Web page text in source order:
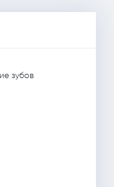
зубов